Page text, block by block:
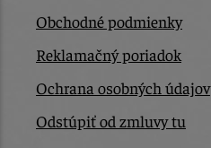
Obchodné podmienky
Reklamačný poriadok
Ochrana osobných údajov
Odstúpiť od zmluvy tu